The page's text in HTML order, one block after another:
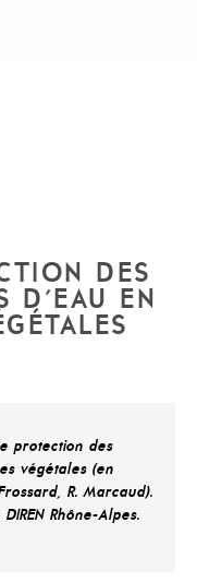
DES
D'EAU EN
protection des
végétales (en
R. Marcaud).
Rhône-Alpes.